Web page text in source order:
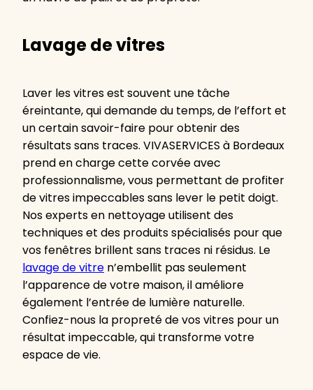
Lavage de vitres
Laver les vitres est souvent une tâche
éreintante, qui demande du temps, de l’effort et
un certain savoir-faire pour obtenir des
résultats sans traces. VIVASERVICES à Bordeaux
prend en charge cette corvée avec
professionnalisme, vous permettant de profiter
de vitres impeccables sans lever le petit doigt.
Nos experts en nettoyage utilisent des
techniques et des produits spécialisés pour que
vos fenêtres brillent sans traces ni résidus. Le
lavage de vitre n’embellit pas seulement
l’apparence de votre maison, il améliore
également l’entrée de lumière naturelle.
Confiez-nous la propreté de vos vitres pour un
résultat impeccable, qui transforme votre
espace de vie.